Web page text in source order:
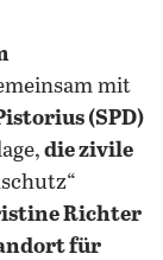
mit
(SPD)
die zivile
Richter
für